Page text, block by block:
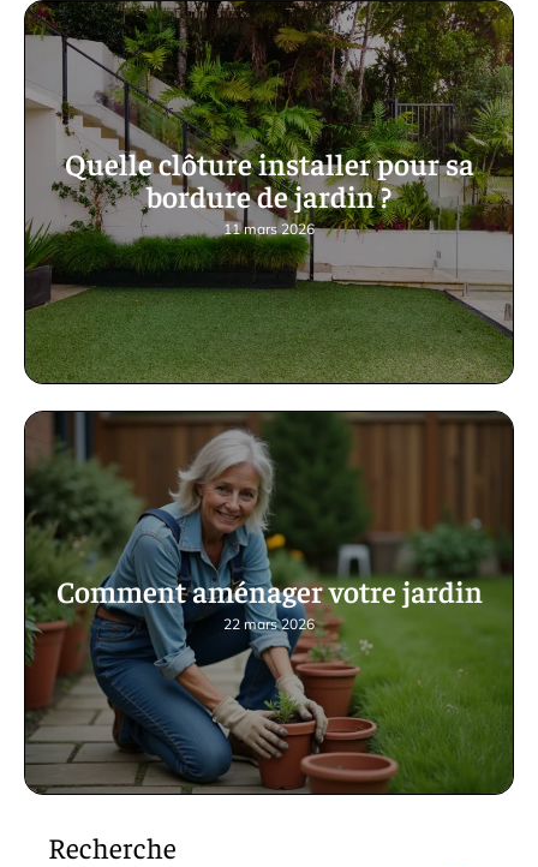
Quelle clôture installer pour sa
bordure de jardin ?
11 mars 2026
Comment aménager votre jardin
22 mars 2026
Recherche